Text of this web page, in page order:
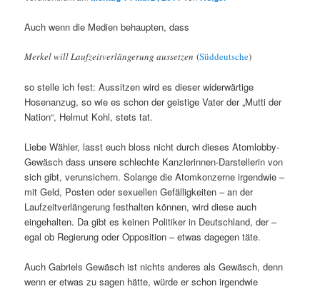
Auch wenn die Medien behaupten, dass
Merkel will Laufzeitverlängerung aussetzen(Süddeutsche)
so stelle ich fest: Aussitzen wird es dieser widerwärtige
Hosenanzug, so wie es schon der geistige Vater der „Mutti der
Nation“, Helmut Kohl, stets tat.
Liebe Wähler, lasst euch bloss nicht durch dieses Atomlobby-
Gewäsch dass unsere schlechte Kanzlerinnen-Darstellerin von
sich gibt, verunsichern. Solange die Atomkonzerne irgendwie –
mit Geld, Posten oder sexuellen Gefälligkeiten – an der
Laufzeitverlängerung festhalten können, wird diese auch
eingehalten. Da gibt es keinen Politiker in Deutschland, der –
egal ob Regierung oder Opposition – etwas dagegen täte.
Auch Gabriels Gewäsch ist nichts anderes als Gewäsch, denn
wenn er etwas zu sagen hätte, würde er schon irgendwie